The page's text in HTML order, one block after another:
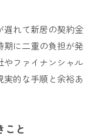
遅れて新居の契約金
期に二重の負担が発
やファイナンシャル
実的な手順と余裕あ
こと